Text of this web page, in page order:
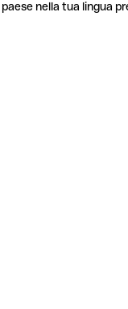
nella tua lingua